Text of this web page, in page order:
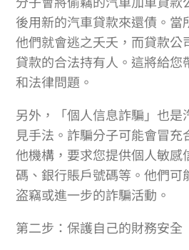
後用新的汽車貸款來還債。當
他們就會逃之夭夭，而貸款公
貸款的合法持有人。這將給您
和法律問題。
另外，「個人信息詐騙」也是
見手法。詐騙分子可能會冒充
他機構，要求您提供個人敏感
碼、銀行賬戶號碼等。他們可
盗竊或進一步的詐騙活動。
第二步：保護自己的財務安全